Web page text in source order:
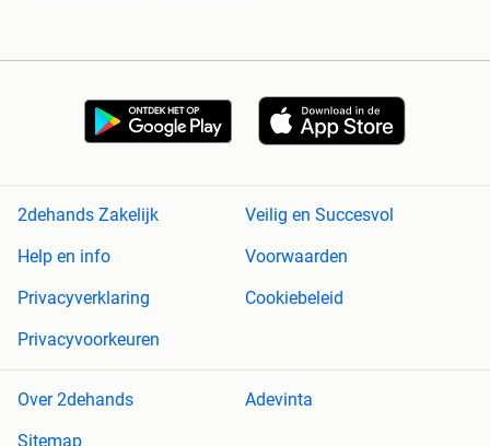
2dehands Zakelijk
Veilig en Succesvol
Help en info
Voorwaarden
Privacyverklaring
Cookiebeleid
Privacyvoorkeuren
Over 2dehands
Adevinta
Sitemap